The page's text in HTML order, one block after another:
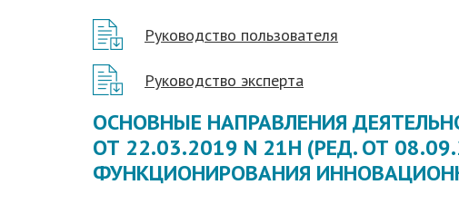
Руководство пользователя
Руководство эксперта
ОСНОВНЫЕ НАПРАВЛЕНИЯ
ОТ 22.03.2019 N 21Н (РЕД. ОТ
ФУНКЦИОНИРОВАНИЯ